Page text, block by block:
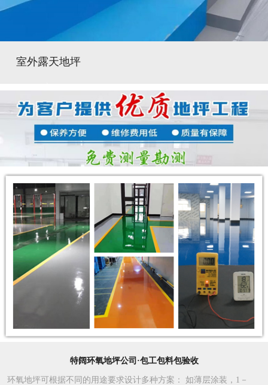
室外露天地坪
特阔环氧地坪公司·包工包料包验收
环氧地坪可根据不同的用途要求设计多种方案 ： 如薄层涂装，1－